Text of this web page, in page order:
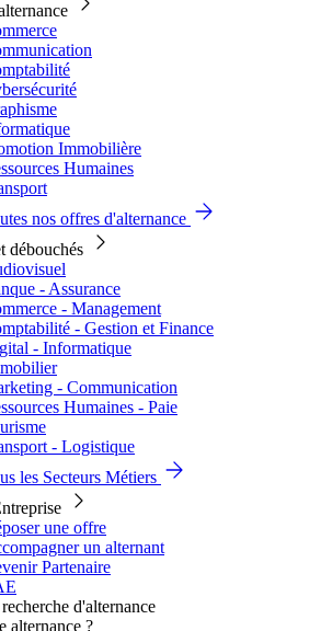
Immobilière
Humaines
nos offres d'alternance
débouchés
- Assurance
- Management
- Gestion et Finance
- Informatique
- Communication
Humaines - Paie
- Logistique
les Secteurs Métiers
une offre
un alternant
Partenaire
alternance ?